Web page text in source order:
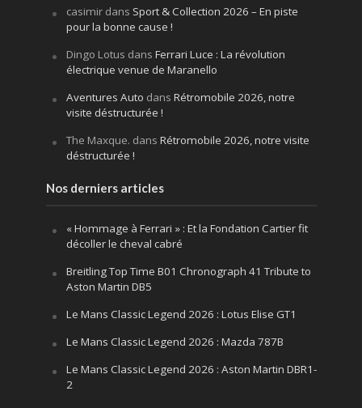
casimirdans Sport & Collection 2026 – En piste
pour la bonne cause !
Dingo Lotus dans Ferrari Luce : La révolution
électrique venue de Maranello
Aventures Auto dans Rétromobile 2026, notre
visite déstructurée !
The Maxque. dans Rétromobile 2026, notre visite
déstructurée !
Nos derniers articles
« Hommage à Ferrari » : Et la Fondation Cartier fit
décoller le cheval cabré
Breitling Top Time B01 Chronograph 41 Tribute to
Aston Martin DB5
Le Mans Classic Legend 2026 : Lotus Elise GT1
Le Mans Classic Legend 2026 : Mazda 787B
Le Mans Classic Legend 2026 : Aston Martin DBR1-
2